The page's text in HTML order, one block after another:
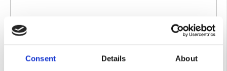
Consent Details About